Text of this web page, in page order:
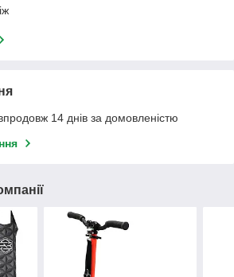
14 днів за домовленістю